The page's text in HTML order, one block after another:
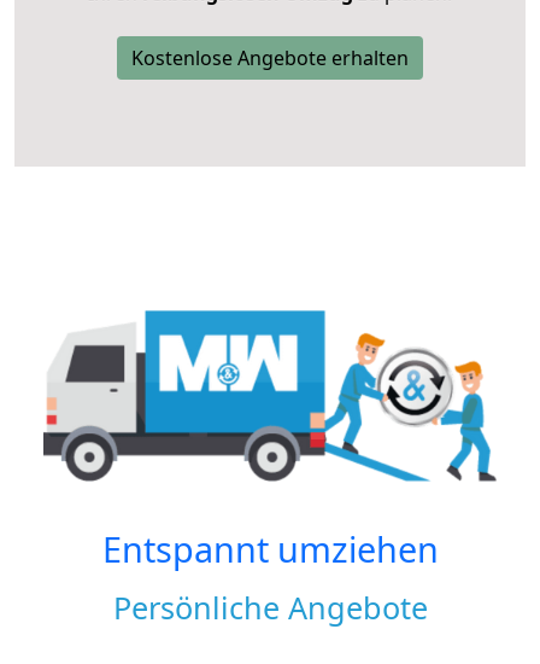
Kostenlose Angebote erhalten
Entspannt umziehen
Persönliche Angebote